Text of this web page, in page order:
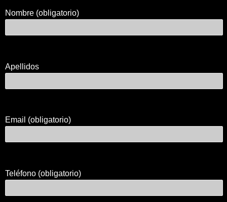
Nombre (obligatorio)
Apellidos
Email (obligatorio)
Teléfono (obligatorio)